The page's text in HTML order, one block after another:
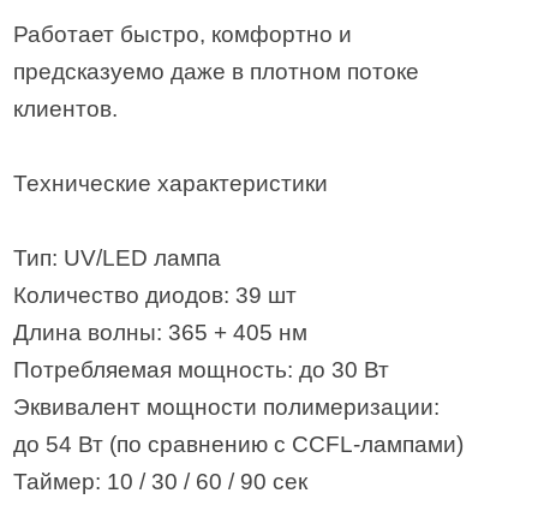
Работает быстро, комфортно и
предсказуемо даже в плотном потоке
клиентов.
Технические характеристики
Тип: UV/LED лампа
Количество диодов: 39 шт
Длина волны: 365 + 405 нм
Потребляемая мощность: до 30 Вт
Эквивалент мощности полимеризации:
до 54 Вт (по сравнению с CCFL-лампами)
Таймер: 10 / 30 / 60 / 90 сек